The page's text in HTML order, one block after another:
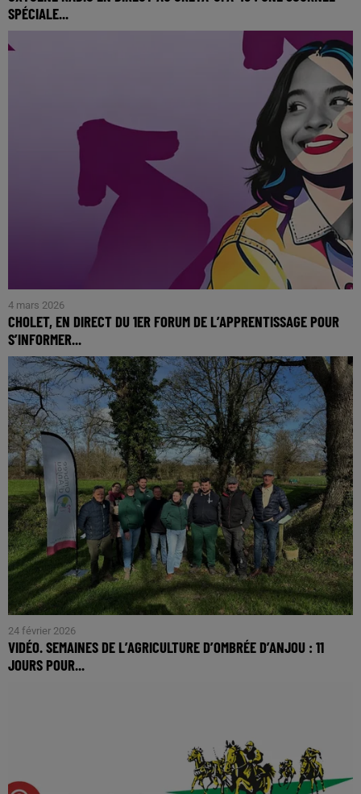
SPÉCIALE...
Oxygène Radio est en direct toute la journée ce vendredi 3
avril au GRETA-CFA 49, à l’occasion des Rencontres Avenir,
4 mars 2026
CHOLET, EN DIRECT DU 1ER FORUM DE L’APPRENTISSAGE POUR
S’INFORMER...
Les établissements publics du Choletais se mobilisent pour
promouvoir l’apprentissage. Le GRETA-CFA 49, en
partenariat avec plusieurs lycées publics du...
24 février 2026
VIDÉO. SEMAINES DE L’AGRICULTURE D’OMBRÉE D’ANJOU : 11
JOURS POUR...